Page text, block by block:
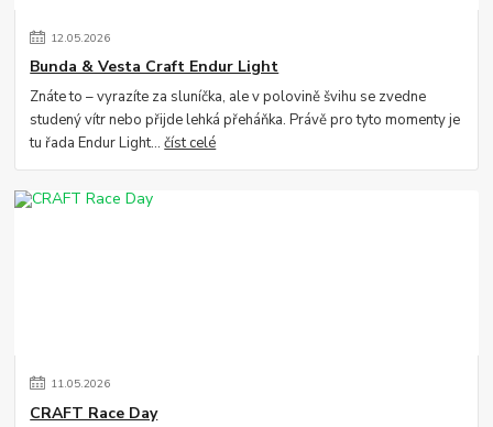
12.05.2026
Bunda & Vesta Craft Endur Light
Znáte to – vyrazíte za sluníčka, ale v polovině švihu se zvedne
studený vítr nebo přijde lehká přeháňka. Právě pro tyto momenty je
tu řada Endur Light...číst celé
11.05.2026
CRAFT Race Day